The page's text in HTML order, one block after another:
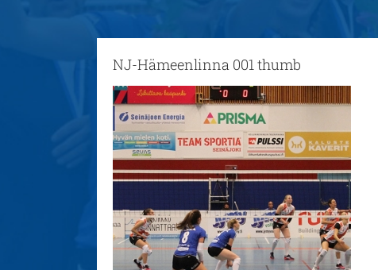
NJ-Hämeenlinna 001 thumb